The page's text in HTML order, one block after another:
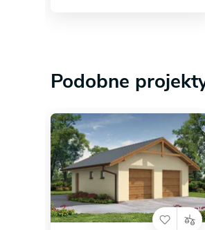
Podobne